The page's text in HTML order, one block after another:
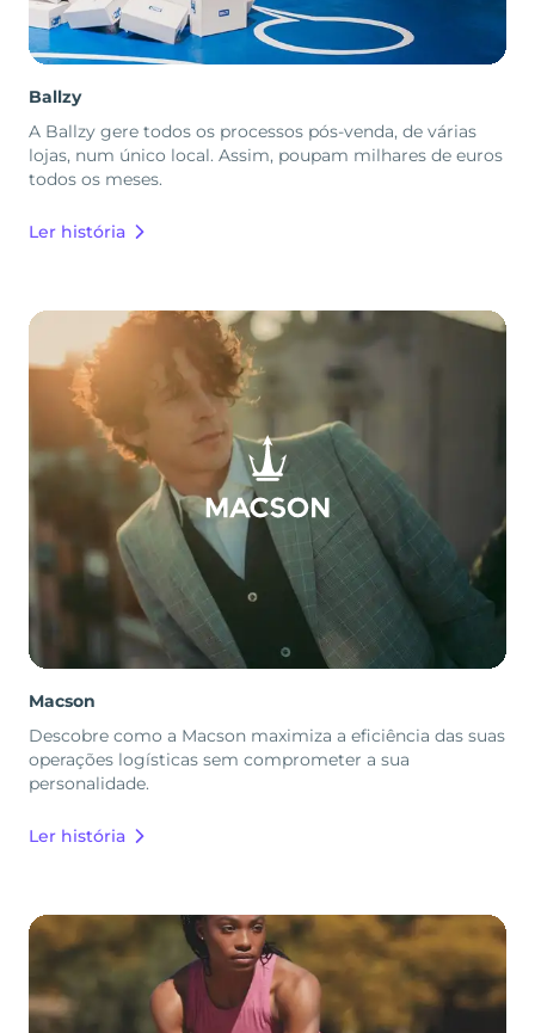
Ballzy
A Ballzy gere todos os processos pós-venda, de várias
lojas, num único local. Assim, poupam milhares de euros
todos os meses.
Ler história
Macson
Descobre como a Macson maximiza a eficiência das suas
operações logísticas sem comprometer a sua
personalidade.
Ler história